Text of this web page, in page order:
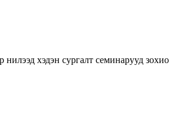
хэдэн сургалт семинарууд